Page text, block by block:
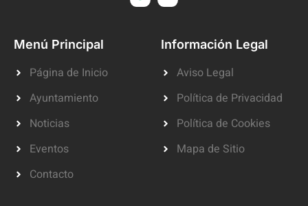
Menú Principal
Página de Inicio
Ayuntamiento
Noticias
Eventos
Contacto
Información Legal
Aviso Legal
Política de Privacidad
Política de Cookies
Mapa de Sitio